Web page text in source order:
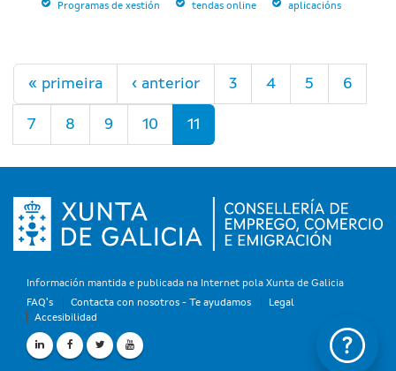
Programas de xestión tendas online aplicacións
Páginas
« primeira ‹ anterior 3 4 5 6
7 8 9 10 11
Información mantida e publicada na Internet pola Xunta de Galicia
FAQ's
Contacta con nosotros - Te ayudamos
Legal
Accesibilidad